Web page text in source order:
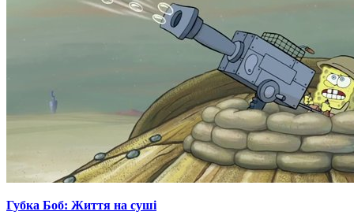
Губка Боб: Життя на суші